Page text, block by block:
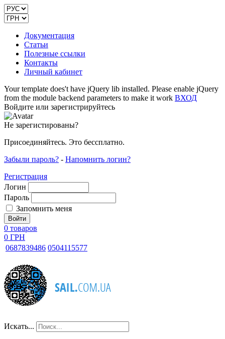
Документация
Статьи
Полезные ссылки
Контакты
Личный кабинет
Your template does't have jQuery lib installed. Please enable jQuery
from the module backend parameters to make it work ВХОД
Войдите или зарегистрируйтесь
Не зарегистированы?
Присоединяйтесь. Это бессплатно.
Забыли пароль? - Напомнить логин?
Регистрация
Логин
Пароль
Запомнить меня
0 товаров
0 ГРН
0687839486 0504115577
Искать...